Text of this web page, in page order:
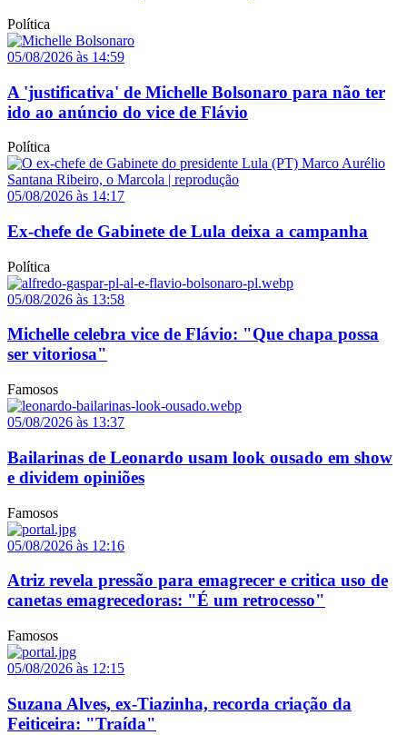
Política
05/08/2026 às 14:59
A 'justificativa' de Michelle Bolsonaro para não ter
ido ao anúncio do vice de Flávio
Política
05/08/2026 às 14:17
Ex-chefe de Gabinete de Lula deixa a campanha
Política
05/08/2026 às 13:58
Michelle celebra vice de Flávio: "Que chapa possa
ser vitoriosa"
Famosos
05/08/2026 às 13:37
Bailarinas de Leonardo usam look ousado em show
e dividem opiniões
Famosos
05/08/2026 às 12:16
Atriz revela pressão para emagrecer e critica uso de
canetas emagrecedoras: "É um retrocesso"
Famosos
05/08/2026 às 12:15
Suzana Alves, ex-Tiazinha, recorda criação da
Feiticeira: "Traída"